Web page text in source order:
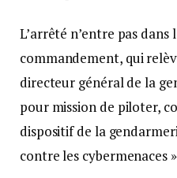
L’arrêté n’entre pas
commandement, qui
directeur général de la
pour mission de piloter,
dispositif de la
contre les cybermenaces